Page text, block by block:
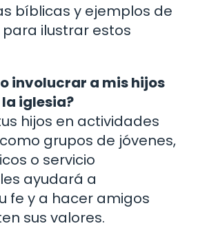
bíblicas y ejemplos de
ilustrar estos
involucrar a mis hijos
iglesia?
hijos en actividades
grupos de jóvenes,
o servicio
ayudará a
fe y a hacer amigos
sus valores.